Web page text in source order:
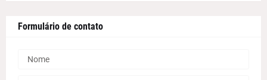
Formulário de contato